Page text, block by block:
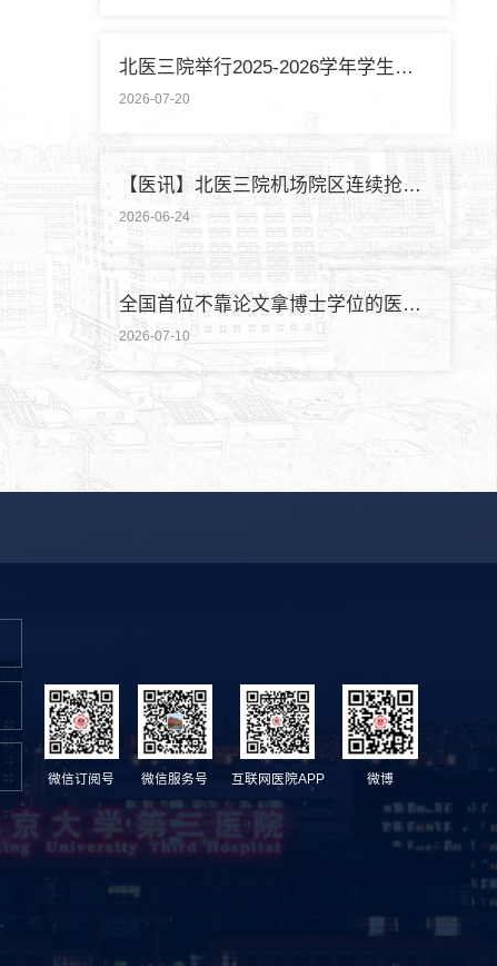
北医三院举行2025-2026学年学生暑期社会实践启动仪式
2026-07-20
【医讯】北医三院机场院区连续抢救两名致死性肺栓塞外籍旅客
2026-06-24
全国首位不靠论文拿博士学位的医学领域研究生通过答辩
2026-07-10
微信订阅号 微信服务号 互联网医院APP 微博